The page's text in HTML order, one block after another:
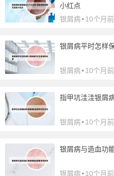
小红点
银屑病•10个月
银屑病平时怎样
银屑病•10个月
指甲坑洼洼银屑
银屑病•10个月
银屑病与造血功
银屑病•10个月